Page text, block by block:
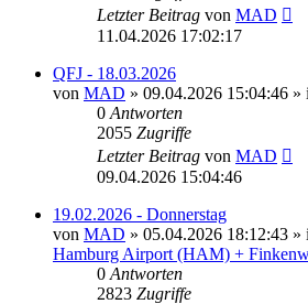
Letzter Beitrag von MAD
11.04.2026 17:02:17
QFJ - 18.03.2026
von MAD » 09.04.2026 15:04:46 »
0 Antworten
2055 Zugriffe
Letzter Beitrag von MAD
09.04.2026 15:04:46
19.02.2026 - Donnerstag
von MAD » 05.04.2026 18:12:43 »
Hamburg Airport (HAM) +
0 Antworten
2823 Zugriffe